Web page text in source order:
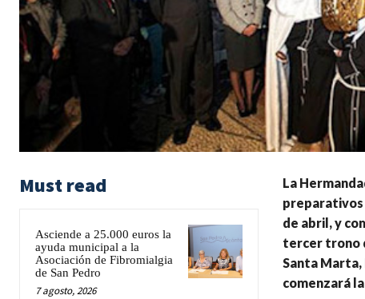
Must read
Asciende a 25.000 euros la
ayuda municipal a la
Asociación de Fibromialgia
de San Pedro
7 agosto, 2026
La
preparativos
de abril, y
tercer trono
Santa Marta,
comenzará